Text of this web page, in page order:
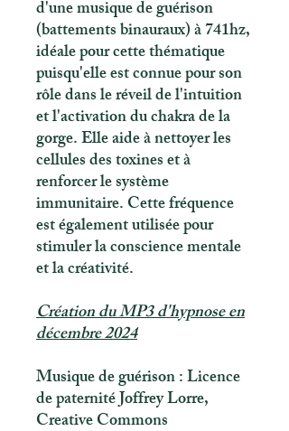
d'une musique de guérison
(battements binauraux) à 741hz,
idéale pour cette thématique
puisqu'elle est connue pour son
rôle dans le réveil de l'intuition
et l'activation du chakra de la
gorge. Elle aide à nettoyer les
cellules des toxines et à
renforcer le système
immunitaire. Cette fréquence
est également utilisée pour
stimuler la conscience mentale
et la créativité.
Création du MP3 d'hypnose en
décembre 2024
Musique de guérison : Licence
de paternité Joffrey Lorre,
Creative Commons